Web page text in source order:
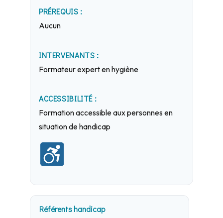
PRÉREQUIS :
Aucun
INTERVENANTS :
Formateur expert en hygiène
ACCESSIBILITÉ :
Formation accessible aux personnes en
situation de handicap
Référents handicap